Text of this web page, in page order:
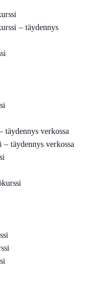
– täydennys
verkossa
täydennys verkossa